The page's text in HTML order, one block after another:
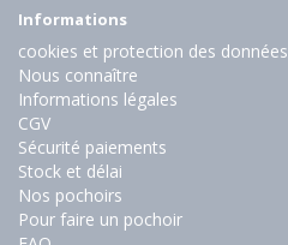
Informations
cookies et protection des données
Nous connaître
Informations légales
CGV
Sécurité paiements
Stock et délai
Nos pochoirs
Pour faire un pochoir